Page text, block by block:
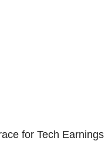
for Tech Earnings